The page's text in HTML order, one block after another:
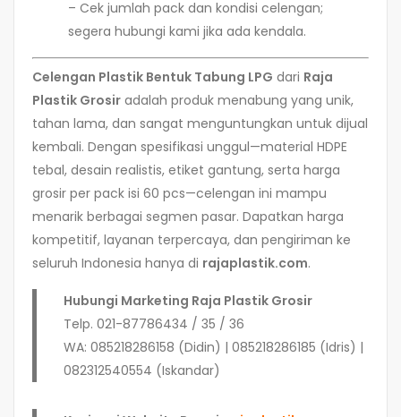
– Cek jumlah pack dan kondisi celengan;
segera hubungi kami jika ada kendala.
Celengan Plastik Bentuk Tabung LPG dari Raja
Plastik Grosir adalah produk menabung yang unik,
tahan lama, dan sangat menguntungkan untuk dijual
kembali. Dengan spesifikasi unggul—material HDPE
tebal, desain realistis, etiket gantung, serta harga
grosir per pack isi 60 pcs—celengan ini mampu
menarik berbagai segmen pasar. Dapatkan harga
kompetitif, layanan terpercaya, dan pengiriman ke
seluruh Indonesia hanya di rajaplastik.com.
Hubungi Marketing Raja Plastik Grosir
Telp. 021-87786434 / 35 / 36
WA: 085218286158 (Didin) | 085218286185 (Idris) |
082312540554 (Iskandar)